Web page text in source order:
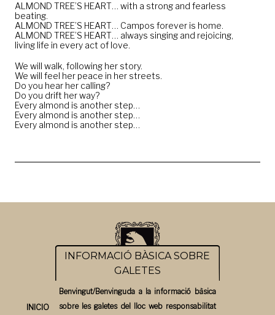
ALMOND TREE’S HEART… with a strong and fearless
beating.
ALMOND TREE’S HEART… Campos forever is home.
ALMOND TREE’S HEART… always singing and rejoicing,
living life in every act of love.
We will walk, following her story.
We will feel her peace in her streets.
Do you hear her calling?
Do you drift her way?
Every almond is another step…
Every almond is another step…
Every almond is another step…
INICIO
INFORMACIÓ BÀSICA SOBRE
GALETES
Benvingut/Benvinguda a la informació bàsica
sobre les galetes del lloc web responsabilitat